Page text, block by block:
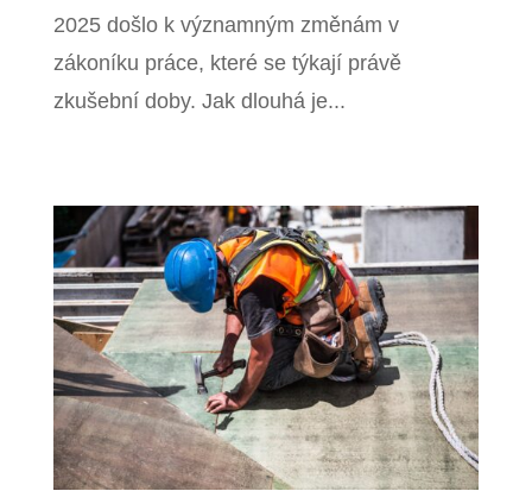
2025 došlo k významným změnám v
zákoníku práce, které se týkají právě
zkušební doby. Jak dlouhá je...